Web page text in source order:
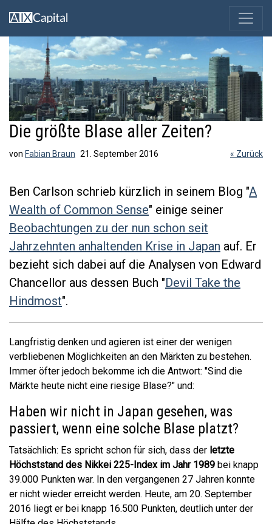
Die größte Blase aller Zeiten?
von Fabian Braun 21. September 2016 « Zurück
Ben Carlson schrieb kürzlich in seinem Blog "A
Wealth of Common Sense" einige seiner
Beobachtungen zu der nun schon seit
Jahrzehnten anhaltenden Krise in Japan auf. Er
bezieht sich dabei auf die Analysen von Edward
Chancellor aus dessen Buch "Devil Take the
Hindmost".
Langfristig denken und agieren ist einer der wenigen
verbliebenen Möglichkeiten an den Märkten zu bestehen.
Immer öfter jedoch bekomme ich die Antwort: "Sind die
Märkte heute nicht eine riesige Blase?" und:
Haben wir nicht in Japan gesehen, was
passiert, wenn eine solche Blase platzt?
Tatsächlich: Es spricht schon für sich, dass der letzte
Höchststand des Nikkei 225-Index im Jahr 1989 bei knapp
39.000 Punkten war. In den vergangenen 27 Jahren konnte
er nicht wieder erreicht werden. Heute, am 20. September
2016 liegt er bei knapp 16.500 Punkten, deutlich unter der